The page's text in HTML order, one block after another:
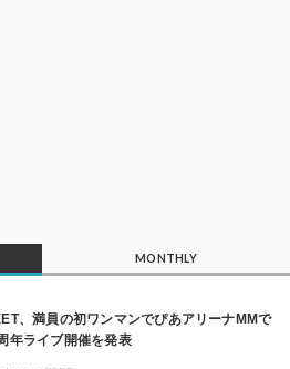
MONTHLY
、満員の初ワンマンでぴあアリーナMMで
年ライブ開催を発表